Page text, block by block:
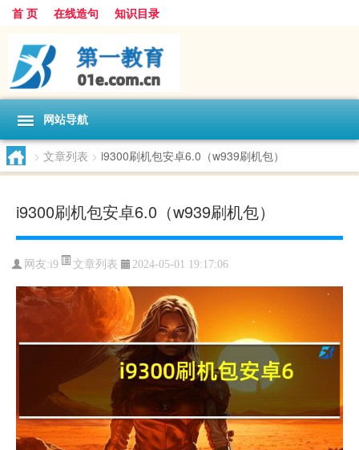
首 页 在线造句 知识目录
网站导航
> 文章列表 > i9300刷机包安卓6.0（w939刷机包）
i9300刷机包安卓6.0（w939刷机包）
网友:i9 文章列表 2024-05-01 19:17:06